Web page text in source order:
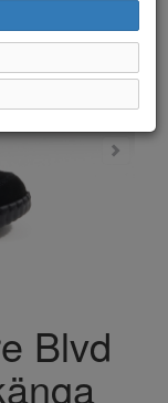
Blvd